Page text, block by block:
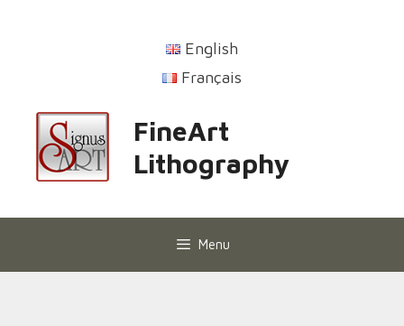
English
Français
FineArt
Lithography
Menu